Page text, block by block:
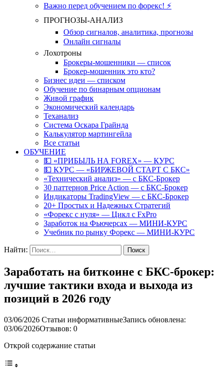
Важно перед обучением по форекс! ⚡
ПРОГНОЗЫ-АНАЛИЗ
Обзор сигналов, аналитика, прогнозы
Онлайн сигналы
Лохотроны
Брокеры-мошенники — список
Брокер-мошенник это кто?
Бизнес идеи — списком
Обучение по бинарным опционам
Живой график
Экономический календарь
Теханализ
Система Оскара Грайнда
Калькулятор мартингейла
Все статьи
ОБУЧЕНИЕ
💵 «ПРИБЫЛЬ НА FOREX» — КУРС
💵 КУРС — «БИРЖЕВОЙ СТАРТ С БКС»
«Технический анализ» — с БКС-Брокер
30 паттернов Price Action — с БКС-Брокер
Индикаторы TradingView — с БКС-Брокер
20+ Простых и Надежных Стратегий
«Форекс с нуля» — Цикл с FxPro
Заработок на Фьючерсах — МИНИ-КУРС
Учебник по рынку Форекс — МИНИ-КУРС
Найти:
Заработать на биткоине с БКС-брокер:
лучшие тактики входа и выхода из
позиций в 2026 году
03/06/2026 Статьи информативныеЗапись обновлена:
03/06/2026Отзывов: 0
Открой содержание статьи